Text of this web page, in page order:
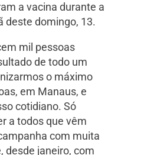
a vacina durante a
deste domingo, 13.
mil pessoas
de todo um
o máximo
em Manaus, e
cotidiano. Só
a todos que vêm
com muita
desde janeiro, com